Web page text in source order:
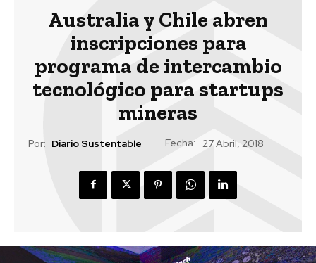
Australia y Chile abren
inscripciones para
programa de intercambio
tecnológico para startups
mineras
Por: Diario Sustentable Fecha: 27 Abril, 2018